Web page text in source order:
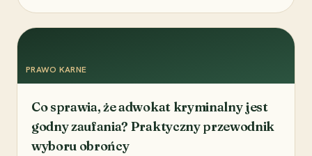
PRAWO KARNE
Co sprawia, że adwokat kryminalny jest
godny zaufania? Praktyczny przewodnik
wyboru obrońcy